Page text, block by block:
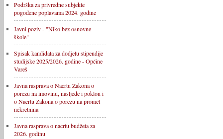
Podrška za privredne subjekte
pogođene poplavama 2024. godine
Javni poziv - "Niko bez osnovne
škole"
Spisak kandidata za dodjelu stipendije
studijske 2025/2026. godine - Općine
Vareš
Javna rasprava o Nacrtu Zakona o
porezu na imovinu, nasljeđe i poklon i
o Nacrtu Zakona o porezu na promet
nekretnina
Javna rasprava o nacrtu budžeta za
2026. godinu